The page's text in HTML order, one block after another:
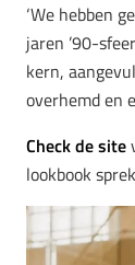
‘We hebben
jaren ’90-
kern,
overhemd en
Check de site
lookbook